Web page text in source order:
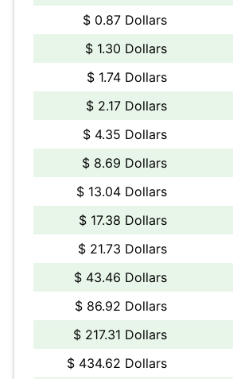
$ 0.87 Dollars
$ 1.30 Dollars
$ 1.74 Dollars
$ 2.17 Dollars
$ 4.35 Dollars
$ 8.69 Dollars
$ 13.04 Dollars
$ 17.38 Dollars
$ 21.73 Dollars
$ 43.46 Dollars
$ 86.92 Dollars
$ 217.31 Dollars
$ 434.62 Dollars